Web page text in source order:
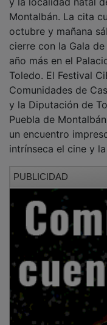
Montalbán. La cita
octubre y mañana
cierre con la Gala de
año más en el
Toledo. El Festival
Comunidades de
y la Diputación de
Puebla de
un encuentro
intrínseca el cine y